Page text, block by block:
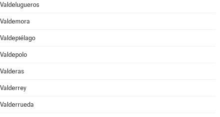
Valdelugueros
Valdemora
Valdepiélago
Valdepolo
Valderas
Valderrey
Valderrueda